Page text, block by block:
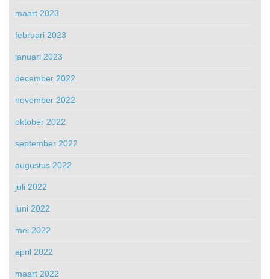
maart 2023
februari 2023
januari 2023
december 2022
november 2022
oktober 2022
september 2022
augustus 2022
juli 2022
juni 2022
mei 2022
april 2022
maart 2022